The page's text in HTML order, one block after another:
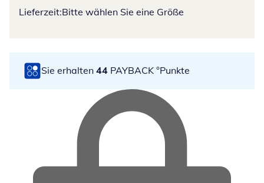
Lieferzeit:Bitte wählen Sie eine Größe
Sie erhalten 44 PAYBACK °Punkte